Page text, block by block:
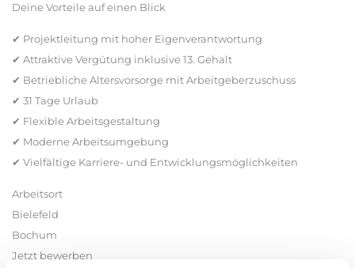
Deine Vorteile auf einen Blick
✔ Projektleitung mit hoher Eigenverantwortung
✔ Attraktive Vergütung inklusive 13. Gehalt
✔ Betriebliche Altersvorsorge mit Arbeitgeberzuschuss
✔ 31 Tage Urlaub
✔ Flexible Arbeitsgestaltung
✔ Moderne Arbeitsumgebung
✔ Vielfältige Karriere- und Entwicklungsmöglichkeiten
Arbeitsort
Bielefeld
Bochum
Jetzt bewerben